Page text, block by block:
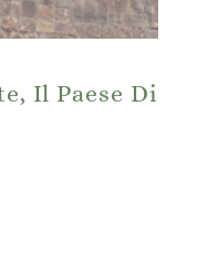
Il Paese Di